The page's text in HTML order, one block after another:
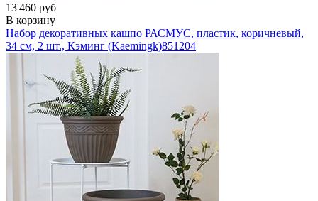
13'460 руб
В корзину
Набор декоративных кашпо РАСМУС, пластик, коричневый,
34 см, 2 шт., Кэминг (Kaemingk)851204